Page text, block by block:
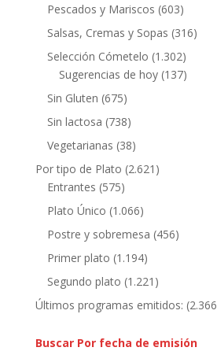
Pescados y Mariscos (603)
Salsas, Cremas y Sopas (316)
Selección Cómetelo (1.302)
Sugerencias de hoy(137)
Sin Gluten (675)
Sin lactosa (738)
Vegetarianas (38)
Por tipo de Plato (2.621)
Entrantes (575)
Plato Único (1.066)
Postre y sobremesa (456)
Primer plato (1.194)
Segundo plato (1.221)
Últimos programas emitidos:
Buscar Por fecha de emisión